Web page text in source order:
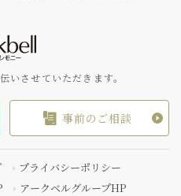
いさせていただきます。
事前のご相談
プライバシーポリシー
アークベルグループHP